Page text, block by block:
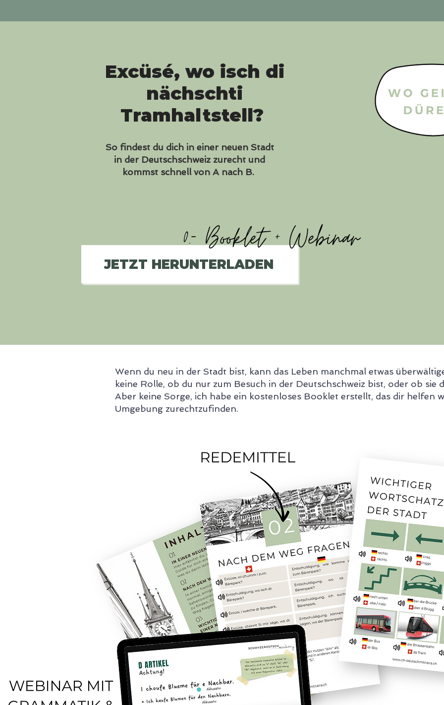
Excüsé, wo isch di
nächschti
Tramhaltstell?
So findest du dich in einer neuen Stadt
in der Deutschschweiz zurecht und
kommst schnell von A nach B.
JETZT HERUNTERLADEN
0.- Booklet + Webinar
Wenn du neu in der Stadt bist, kann das Leben manchmal etwas
keine Rolle, ob du nur zum Besuch in der Deutschschweiz bist, oder ob sie
Aber keine Sorge, ich habe ein kostenloses Booklet erstellt, das dir helfen
Umgebung zurechtzufinden.